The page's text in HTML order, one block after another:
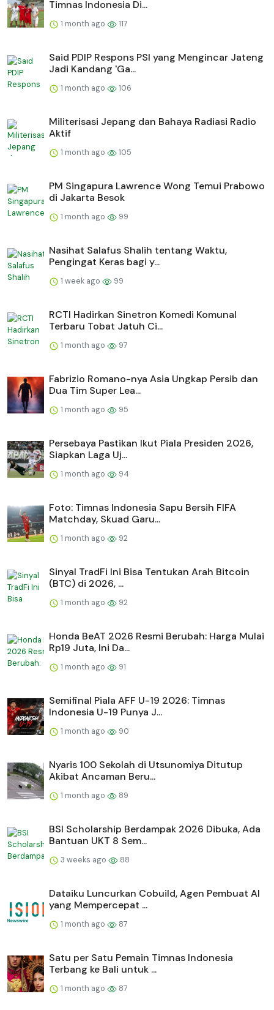
Timnas Indonesia Di...
1 month ago 117
Said PDIP Respons PSI yang Mengincar Jateng
Jadi Kandang 'Ga...
1 month ago 106
Militerisasi Jepang dan Bahaya Radiasi Radio
Aktif
1 month ago 105
PM Singapura Lawrence Wong Temui Prabowo
di Jakarta Besok
1 month ago 99
Nasihat Salafus Shalih tentang Waktu,
Pengingat Keras bagi y...
1 week ago 99
RCTI Hadirkan Sinetron Komedi Komunal
Terbaru Tobat Jatuh Ci...
1 month ago 97
Fabrizio Romano-nya Asia Ungkap Persib dan
Dua Tim Super Lea...
1 month ago 95
Persebaya Pastikan Ikut Piala Presiden 2026,
Siapkan Laga Uj...
1 month ago 94
Foto: Timnas Indonesia Sapu Bersih FIFA
Matchday, Skuad Garu...
1 month ago 92
Sinyal TradFi Ini Bisa Tentukan Arah Bitcoin
(BTC) di 2026, ...
1 month ago 92
Honda BeAT 2026 Resmi Berubah: Harga Mulai
Rp19 Juta, Ini Da...
1 month ago 91
Semifinal Piala AFF U-19 2026: Timnas
Indonesia U-19 Punya J...
1 month ago 90
Nyaris 100 Sekolah di Utsunomiya Ditutup
Akibat Ancaman Beru...
1 month ago 89
BSI Scholarship Berdampak 2026 Dibuka, Ada
Bantuan UKT 8 Sem...
3 weeks ago 88
Dataiku Luncurkan Cobuild, Agen Pembuat AI
yang Mempercepat ...
1 month ago 87
Satu per Satu Pemain Timnas Indonesia
Terbang ke Bali untuk ...
1 month ago 87